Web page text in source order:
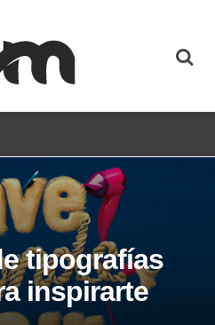
tipografías
inspirarte